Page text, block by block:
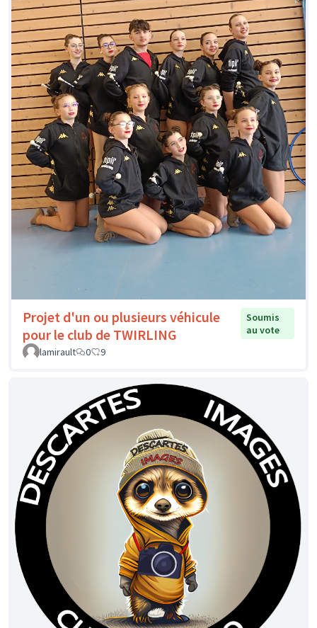
Projet d'un ou plusieurs véhicule
pour le club de TWIRLING
Soumis
au vote
lamirault
0 9